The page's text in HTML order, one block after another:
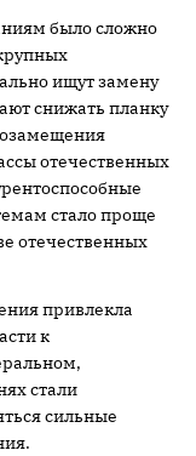
было сложно
ищут замену
снижать планку
отечественных
стало проще
отечественных
привлекла
к
стали
сильные